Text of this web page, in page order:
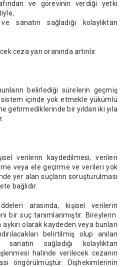
ve görevinin verdiği yetki
sağladığı kolaylıktan
ceza yarı oranında artırılır.
belirlediği sürelerin geçmiş
sistem içinde yok etmekle yükümlü
getirmediklerinde bir yıldan iki yıla
verilerin kaydedilmesi, verileri
veya ele geçirme ve verileri yok
yer alan suçların soruşturulması
bağlıdır.
arasında, kişisel verilerin
bir suç tanımlanmıştır. Bireylerin
olarak kaydeden veya bunları
belirtilmiş olup anılan
sağladığı kolaylıktan
halinde verilecek cezanın
öngörülmüştür. Dişhekimlerinin